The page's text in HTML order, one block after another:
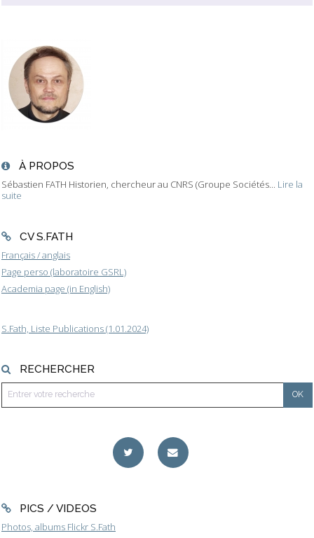
À PROPOS
Sébastien FATH Historien, chercheur au CNRS (Groupe Sociétés... Lire la
suite
CV S.FATH
Français / anglais
Page perso (laboratoire GSRL)
Academia page (in English)
S.Fath, Liste Publications (1.01.2024)
RECHERCHER
PICS / VIDEOS
Photos, albums Flickr S.Fath